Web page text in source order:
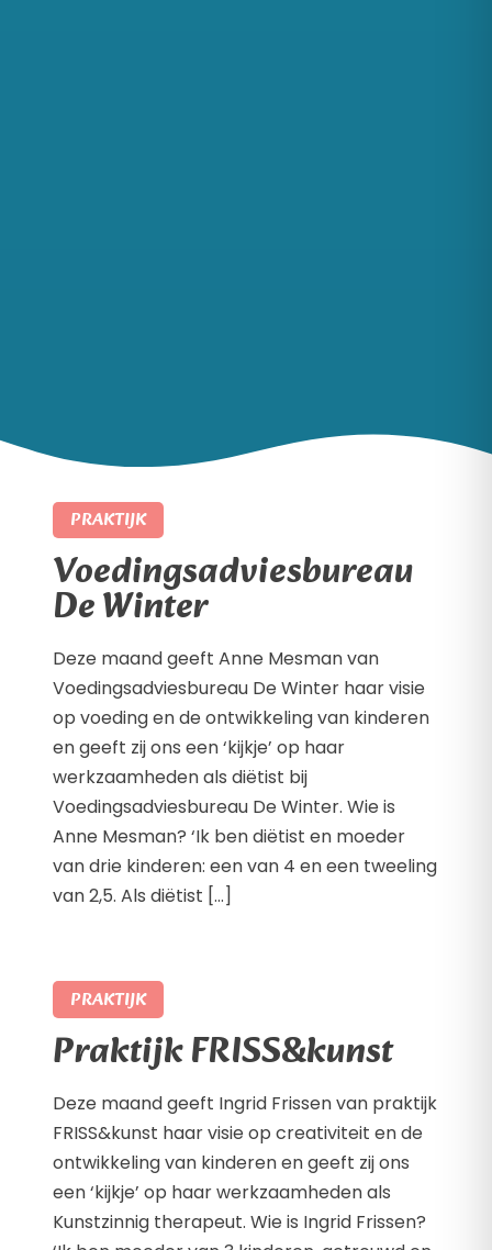
PRAKTIJK
Voedingsadviesbureau
De Winter
Deze maand geeft Anne Mesman van
Voedingsadviesbureau De Winter haar visie
op voeding en de ontwikkeling van kinderen
en geeft zij ons een ‘kijkje’ op haar
werkzaamheden als diëtist bij
Voedingsadviesbureau De Winter. Wie is
Anne Mesman? ‘Ik ben diëtist en moeder
van drie kinderen: een van 4 en een tweeling
van 2,5. Als diëtist […]
PRAKTIJK
Praktijk FRISS&kunst
Deze maand geeft Ingrid Frissen van praktijk
FRISS&kunst haar visie op creativiteit en de
ontwikkeling van kinderen en geeft zij ons
een ‘kijkje’ op haar werkzaamheden als
Kunstzinnig therapeut. Wie is Ingrid Frissen?